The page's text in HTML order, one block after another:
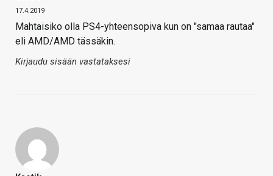
17.4.2019
Mahtaisiko olla PS4-yhteensopiva kun on "samaa rautaa"
eli AMD/AMD tässäkin.
Kirjaudu sisään vastataksesi